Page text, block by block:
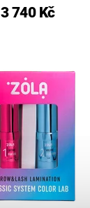
3 740 Kč